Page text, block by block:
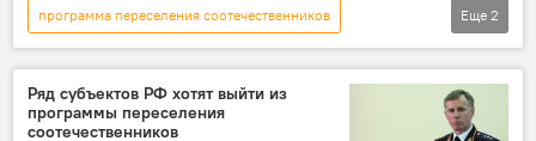
программа переселения соотечественников
Радио
Россия Таджикистан
Еще 2
Ряд субъектов РФ хотят выйти из
программы переселения
соотечественников